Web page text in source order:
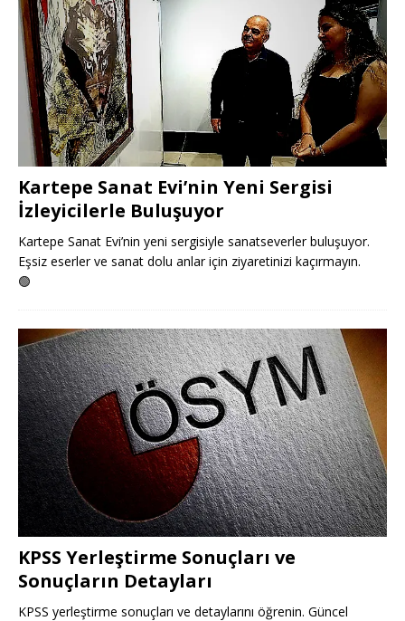
Kartepe Sanat Evi’nin Yeni Sergisi
İzleyicilerle Buluşuyor
Kartepe Sanat Evi’nin yeni sergisiyle sanatseverler buluşuyor.
Eşsiz eserler ve sanat dolu anlar için ziyaretinizi kaçırmayın.
🟢
KPSS Yerleştirme Sonuçları ve
Sonuçların Detayları
KPSS yerleştirme sonuçları ve detaylarını öğrenin. Güncel